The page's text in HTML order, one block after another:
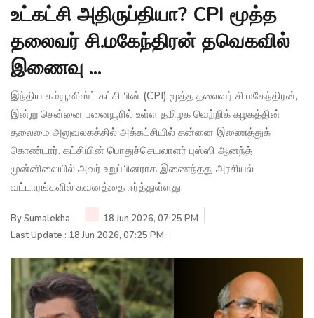
உட்கட்சி அதிருப்தியா? CPI மூத்த
தலைவர் சி.மகேந்திரன் தவெகவில்
இணைவு ...
இந்திய கம்யூனிஸ்ட் கட்சியின் (CPI) மூத்த தலைவர் சி.மகேந்திரன்,
இன்று சென்னை பனையூரில் உள்ள தமிழக வெற்றிக் கழகத்தின்
தலைமை அலுவலகத்தில் அக்கட்சியில் தன்னை இணைத்துக்
கொண்டார். கட்சியின் பொதுச்செயலாளர் புஸ்ஸி ஆனந்த்
முன்னிலையில் அவர் உறுப்பினராக இணைந்தது அரசியல்
வட்டாரங்களில் கவனத்தை ஈர்த்துள்ளது.
BySumalekha
18 Jun 2026, 07:25 PM
Last Update : 18 Jun 2026, 07:25 PM